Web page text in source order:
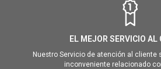
EL MEJOR SERVICIO AL
Nuestro Servicio de atención al cliente
inconveniente relacionado